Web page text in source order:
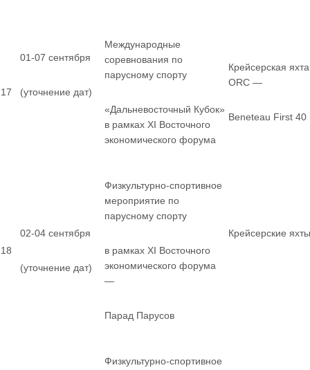
17
01-07 сентября
(уточнение дат)
Международные
соревнования по
парусному спорту
«Дальневосточный Кубок»
в рамках XI Восточного
экономического форума
Крейсерская яхта
ORC —
Beneteau First 40
18
02-04 сентября
(уточнение дат)
Физкультурно-спортивное
мероприятие по
парусному спорту
в рамках XI Восточного
экономического форума
—
Парад Парусов
Крейсерские яхты
Физкультурно-спортивное